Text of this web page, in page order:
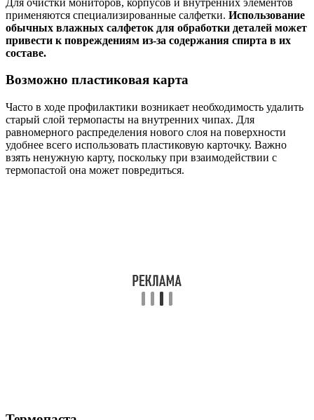
применяются специализированные салфетки. Использование
обычных влажных салфеток для обработки деталей может
привести к повреждениям из-за содержания спирта в их
составе.
Возможно пластиковая карта
Часто в ходе профилактики возникает необходимость удалить
старый слой термопасты на внутренних чипах. Для
равномерного распределения нового слоя на поверхности
удобнее всего использовать пластиковую карточку. Важно
взять ненужную карту, поскольку при взаимодействии с
термопастой она может повредиться.